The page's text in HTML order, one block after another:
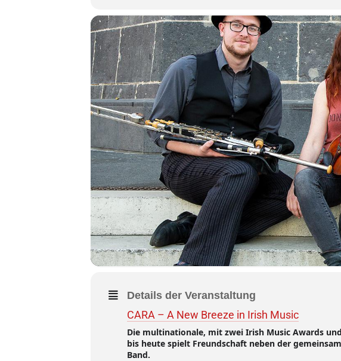
Details der Veranstaltung
CARA – A New Breeze in Irish Music
Die multinationale, mit zwei Irish Music Awards
bis heute spielt Freundschaft neben der
Band.